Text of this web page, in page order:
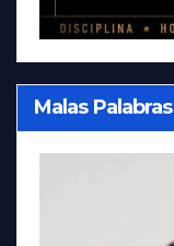
Malas Palabras